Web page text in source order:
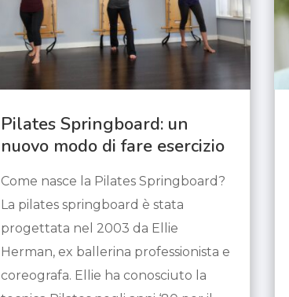
Pilates Springboard: un
nuovo modo di fare esercizio
Come nasce la Pilates Springboard?
La pilates springboard è stata
progettata nel 2003 da Ellie
Herman, ex ballerina professionista e
coreografa. Ellie ha conosciuto la